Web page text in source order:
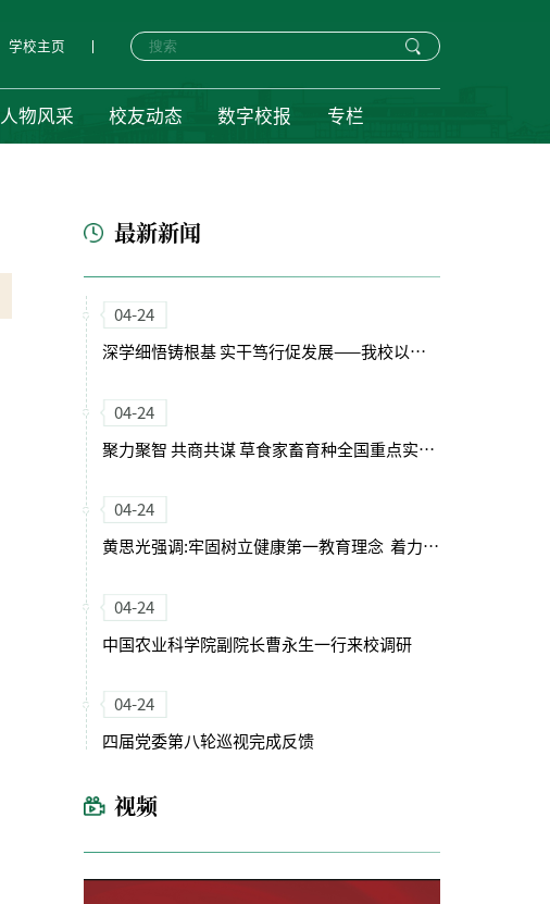
学校主页
人物风采 校友动态 数字校报 专栏
最新新闻
04-24
深学细悟铸根基 实干笃行促发展——我校以正确政绩观引领“十五五”开局新征程
04-24
聚力聚智 共商共谋 草食家畜育种全国重点实验室（筹）学术委员会会议召开
04-24
黄思光强调:牢固树立健康第一教育理念 着力培养德智体美劳全面发展的卓越农林人才
04-24
中国农业科学院副院长曹永生一行来校调研
04-24
四届党委第八轮巡视完成反馈
视频